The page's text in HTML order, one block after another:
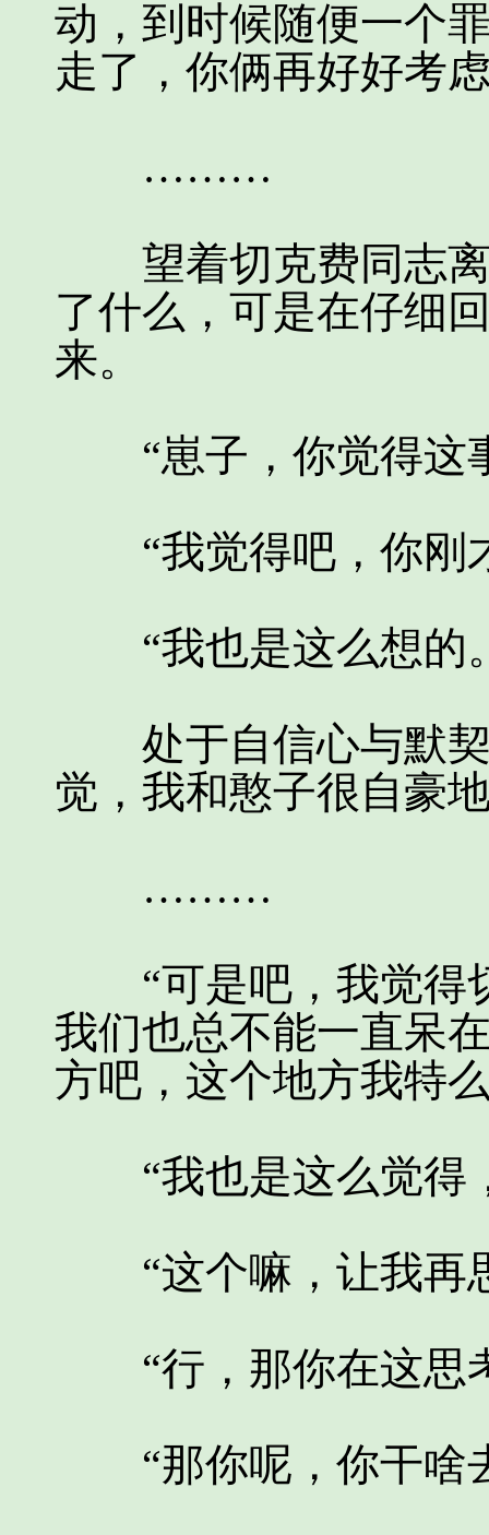
动，到时候随便一个
走了，你俩再好好考
………
望着切克费同志离
了什么，可是在仔细
来。
“崽子，你觉得这
“我觉得吧，你刚
“我也是这么想的
处于自信心与默契
觉，我和憨子很自豪
………
“可是吧，我觉得
我们也总不能一直呆
方吧，这个地方我特
“我也是这么觉得
“这个嘛，让我再
“行，那你在这思
“那你呢，你干啥